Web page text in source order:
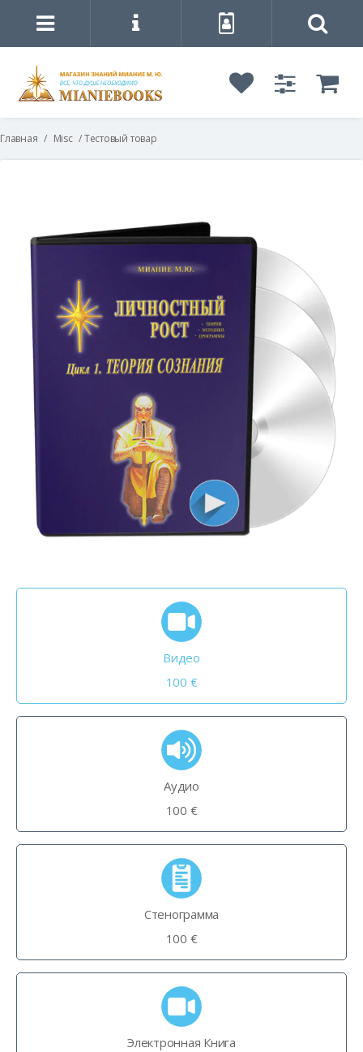
Главная / Misc / Тестовый товар
Видео
100 €
Аудио
100 €
Стенограмма
100 €
Электронная Книга